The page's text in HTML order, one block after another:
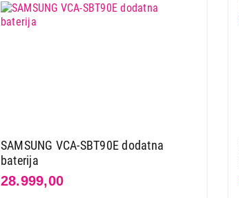
SAMSUNG VCA-SBT90E dodatna
baterija
28.999,00